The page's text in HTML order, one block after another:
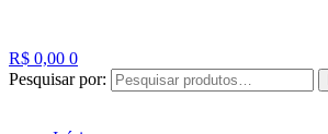
R$ 0,00 0
Pesquisar por: